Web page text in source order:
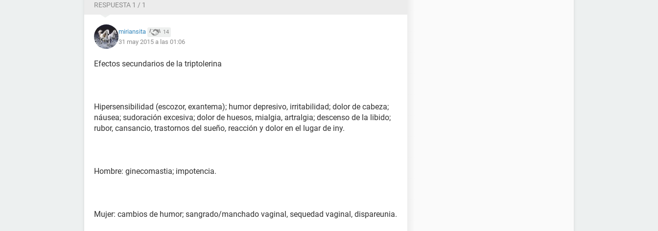
RESPUESTA 1 / 1
miriansita 14
31 may 2015 a las 01:06
Efectos secundarios de la triptolerina
Hipersensibilidad (escozor, exantema); humor depresivo, irritabilidad; dolor de cabeza;
náusea; sudoración excesiva; dolor de huesos, mialgia, artralgia; descenso de la libido;
rubor, cansancio, trastornos del sueño, reacción y dolor en el lugar de iny.
Hombre: ginecomastia; impotencia.
Mujer: cambios de humor; sangrado/manchado vaginal, sequedad vaginal, dispareunia.